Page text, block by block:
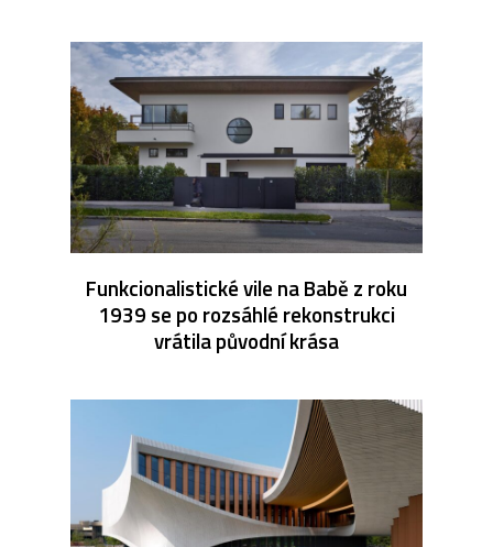
Funkcionalistické vile na Babě z roku
1939 se po rozsáhlé rekonstrukci
vrátila původní krása